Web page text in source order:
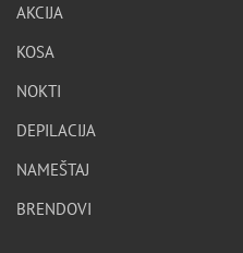
AKCIJA
KOSA
NOKTI
DEPILACIJA
NAMEŠTAJ
BRENDOVI